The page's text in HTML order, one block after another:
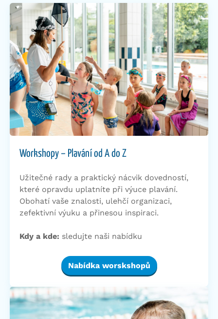
Workshopy – Plavání od A do Z
Užitečné rady a praktický nácvik dovedností,
které opravdu uplatníte při výuce plavání.
Obohatí vaše znalosti, ulehčí organizaci,
zefektivní výuku a přinesou inspiraci.
Kdy a kde: sledujte naši nabídku
Nabídka worskshopů